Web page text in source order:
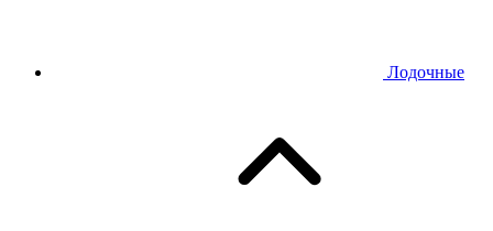
Лодочные